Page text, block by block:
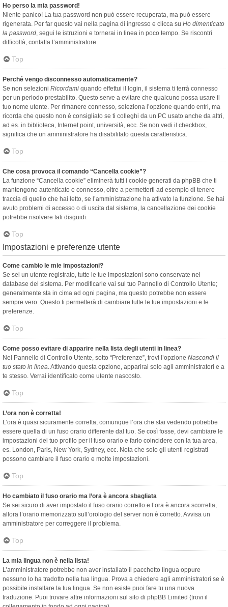
Ho perso la mia password!
Niente panico! La tua password non può essere recuperata, ma può essere
rigenerata. Per far questo vai nella pagina di ingresso e clicca su Ho dimenticato
la password, segui le istruzioni e tornerai in linea in poco tempo. Se riscontri
difficoltà, contatta l’amministratore.
Top
Perché vengo disconnesso automaticamente?
Se non selezioni Ricordami quando effettui il login, il sistema ti terrà connesso
per un periodo prestabilito. Questo serve a evitare che qualcuno possa usare il
tuo nome utente. Per rimanere connesso, seleziona l’opzione quando entri, ma
ricorda che questo non è consigliato se ti colleghi da un PC usato anche da altri,
ad es. in biblioteca, Internet point, università, ecc. Se non vedi il checkbox,
significa che un amministratore ha disabilitato questa caratteristica.
Top
Che cosa provoca il comando “Cancella cookie”?
La funzione “Cancella cookie” eliminerà tutti i cookie generati da phpBB che ti
mantengono autenticato e connesso, oltre a permetterti ad esempio di tenere
traccia di quello che hai letto, se l’amministrazione ha attivato la funzione. Se hai
avuto problemi di accesso o di uscita dal sistema, la cancellazione dei cookie
potrebbe risolvere tali disguidi.
Top
Impostazioni e preferenze utente
Come cambio le mie impostazioni?
Se sei un utente registrato, tutte le tue impostazioni sono conservate nel
database del sistema. Per modificarle vai sul tuo Pannello di Controllo Utente;
generalmente sta in cima ad ogni pagina, ma questo potrebbe non essere
sempre vero. Questo ti permetterà di cambiare tutte le tue impostazioni e le
preferenze.
Top
Come posso evitare di apparire nella lista degli utenti in linea?
Nel Pannello di Controllo Utente, sotto “Preferenze”, trovi l’opzione Nascondi il
tuo stato in linea. Attivando questa opzione, apparirai solo agli amministratori e a
te stesso. Verrai identificato come utente nascosto.
Top
L’ora non è corretta!
L’ora è quasi sicuramente corretta, comunque l’ora che stai vedendo potrebbe
essere quella di un fuso orario differente dal tuo. Se così fosse, devi cambiare le
impostazioni del tuo profilo per il fuso orario e farlo coincidere con la tua area,
es. London, Paris, New York, Sydney, ecc. Nota che solo gli utenti registrati
possono cambiare il fuso orario e molte impostazioni.
Top
Ho cambiato il fuso orario ma l’ora è ancora sbagliata
Se sei sicuro di aver impostato il fuso orario corretto e l’ora è ancora scorretta,
allora l’orario memorizzato sull’orologio del server non è corretto. Avvisa un
amministratore per correggere il problema.
Top
La mia lingua non è nella lista!
L’amministratore potrebbe non aver installato il pacchetto lingua oppure
nessuno lo ha tradotto nella tua lingua. Prova a chiedere agli amministratori se è
possibile installare la tua lingua. Se non esiste puoi fare tu una nuova
traduzione. Puoi trovare altre informazioni sul sito di phpBB Limited (trovi il